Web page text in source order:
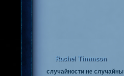
Rachel Timmson
случайности не случайны